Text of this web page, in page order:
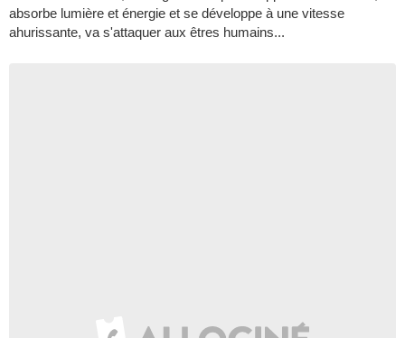
absorbe lumière et énergie et se développe à une vitesse
ahurissante, va s'attaquer aux êtres humains...